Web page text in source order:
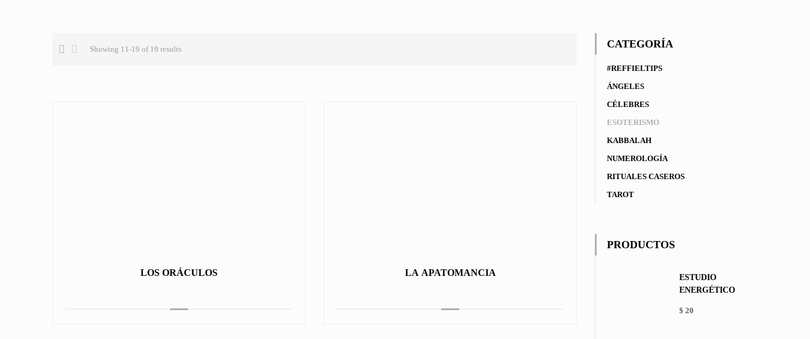
Showing 11-19 of 19 results
LOS ORÁCULOS LA APATOMANCIA
CATEGORÍA
#REFFIELTIPS
ÁNGELES
CÉLEBRES
ESOTERISMO
KABBALAH
NUMEROLOGÍA
RITUALES CASEROS
TAROT
PRODUCTOS
ESTUDIO
ENERGÉTICO
$ 20